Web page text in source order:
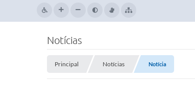
Notícias
Principal Notícias Notícia